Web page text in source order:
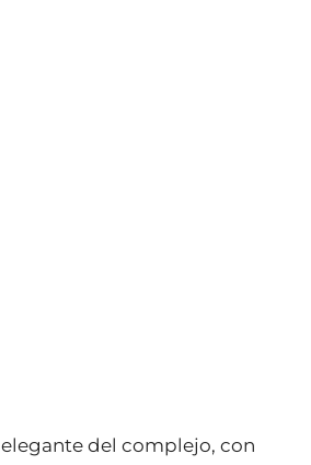
del complejo, con